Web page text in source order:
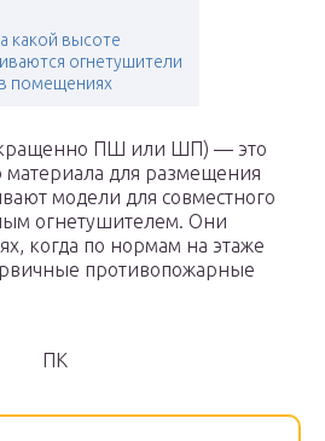
какой высоте
огнетушители
в помещениях
ПШ или ШП) — это
для размещения
модели для совместного
огнетушителем. Они
когда по нормам на этаже
противопожарные
ПК